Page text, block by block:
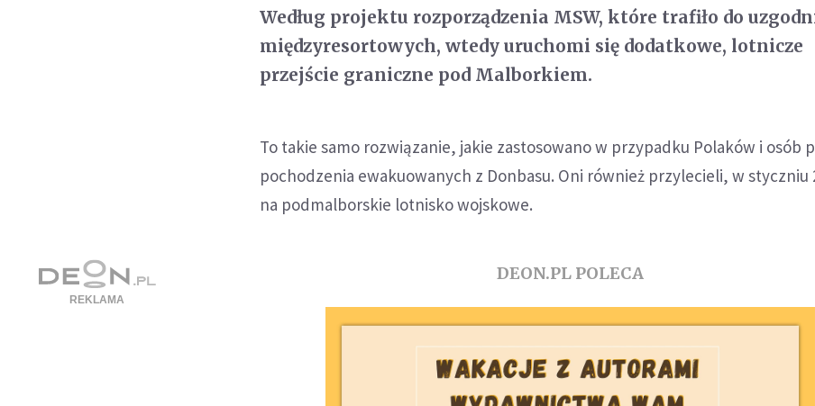
Według projektu rozporządzenia MSW, które trafiło do
międzyresortowych, wtedy uruchomi się dodatkowe, lotnicze
przejście graniczne pod Malborkiem.
To takie samo rozwiązanie, jakie zastosowano w przypadku Polaków i osób
pochodzenia ewakuowanych z Donbasu. Oni również przylecieli, w styczniu
na podmalborskie lotnisko wojskowe.
DEON.PL POLECA